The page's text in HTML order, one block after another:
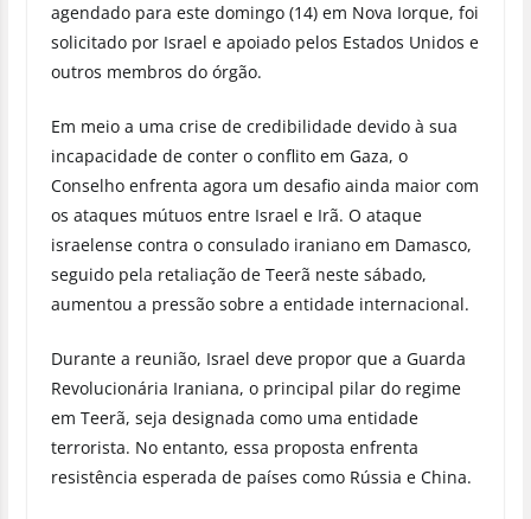
agendado para este domingo (14) em Nova Iorque, foi
solicitado por Israel e apoiado pelos Estados Unidos e
outros membros do órgão.
Em meio a uma crise de credibilidade devido à sua
incapacidade de conter o conflito em Gaza, o
Conselho enfrenta agora um desafio ainda maior com
os ataques mútuos entre Israel e Irã. O ataque
israelense contra o consulado iraniano em Damasco,
seguido pela retaliação de Teerã neste sábado,
aumentou a pressão sobre a entidade internacional.
Durante a reunião, Israel deve propor que a Guarda
Revolucionária Iraniana, o principal pilar do regime
em Teerã, seja designada como uma entidade
terrorista. No entanto, essa proposta enfrenta
resistência esperada de países como Rússia e China.